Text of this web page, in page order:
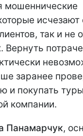
мошеннические
исчезают
так и не
Вернуть
заранее
и покупать
компании.
Панамарчук,